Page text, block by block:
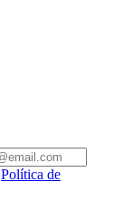
Política de